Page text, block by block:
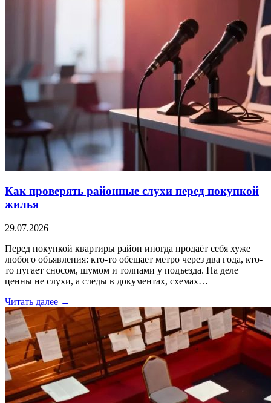
Как проверять районные слухи перед покупкой
жилья
29.07.2026
Перед покупкой квартиры район иногда продаёт себя хуже
любого объявления: кто-то обещает метро через два года, кто-
то пугает сносом, шумом и толпами у подъезда. На деле
ценны не слухи, а следы в документах, схемах…
Читать далее →